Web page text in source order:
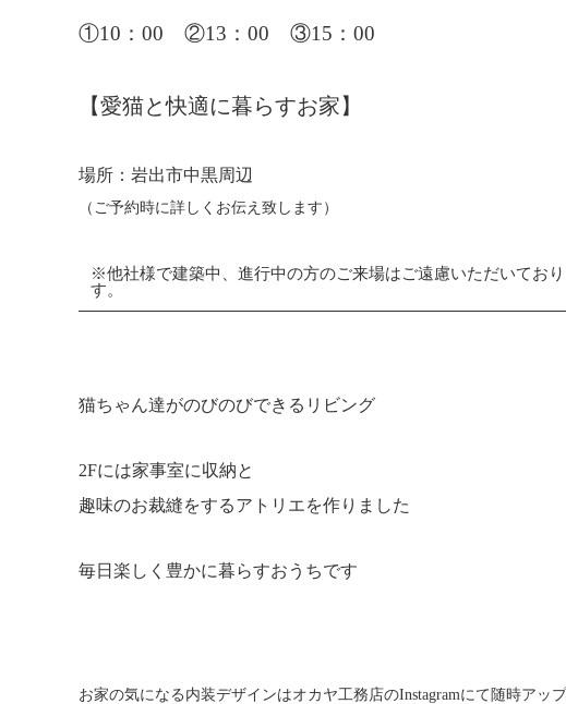
①10：00 ②13：00 ③15：00
【愛猫と快適に暮らすお家】
場所：岩出市中黒周辺
（ご予約時に詳しくお伝え致します）
※他社様で建築中、進行中の方のご来場はご遠慮いただいており
す。
猫ちゃん達がのびのびできるリビング
2Fには家事室に収納と
趣味のお裁縫をするアトリエを作りました
毎日楽しく豊かに暮らすおうちです
お家の気になる内装デザインはオカヤ工務店のInstagramにて随時アッ